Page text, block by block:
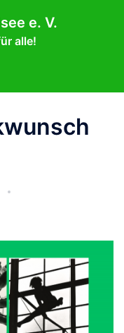
e. V.
alle!